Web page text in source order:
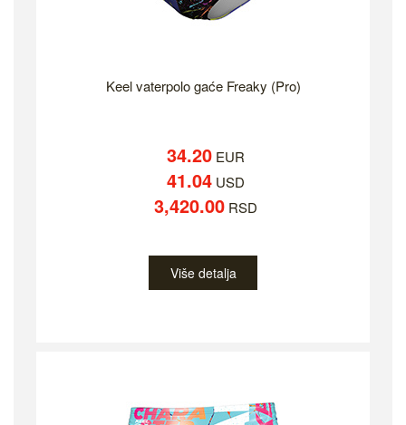
Keel vaterpolo gaće Freaky (Pro)
34.20EUR
41.04USD
3,420.00RSD
Više detalja